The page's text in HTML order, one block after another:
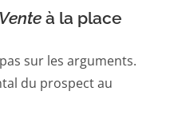
à la place
sur les arguments.
du prospect au